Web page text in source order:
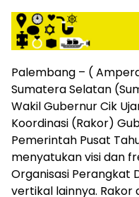
media
siber
lainnya,
desain
Koran
dan
media
siber
lebih
eksklusif,
bergaya
trendi,
Palembang – (
Sumatera Selatan
Wakil Gubernur Cik
Koordinasi (Rakor)
Pemerintah Pusat
menyatukan visi dan
Organisasi Perangkat
vertikal lainnya. Rakor